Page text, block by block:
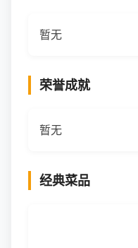
暂无
荣誉成就
暂无
经典菜品